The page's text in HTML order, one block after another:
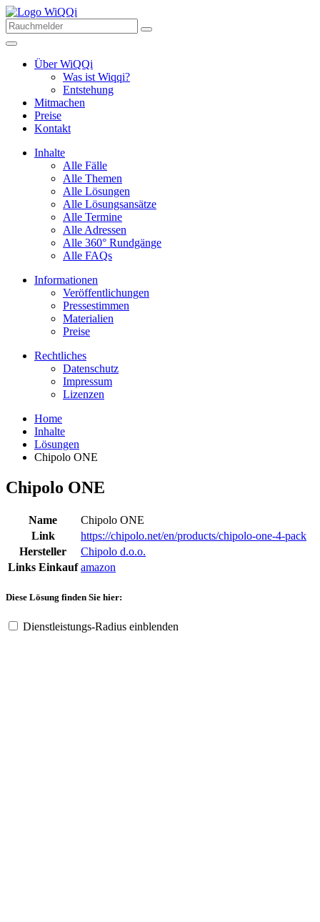
Über WiQQi
Was ist Wiqqi?
Entstehung
Mitmachen
Preise
Kontakt
Inhalte
Alle Fälle
Alle Themen
Alle Lösungen
Alle Lösungsansätze
Alle Termine
Alle Adressen
Alle 360° Rundgänge
Alle FAQs
Informationen
Veröffentlichungen
Pressestimmen
Materialien
Preise
Rechtliches
Datenschutz
Impressum
Lizenzen
Home
Inhalte
Lösungen
Chipolo ONE
Chipolo ONE
Name
Chipolo ONE
Link
https://chipolo.net/en/products/chipolo-one-4-pack
Hersteller
Chipolo d.o.o.
Links Einkauf amazon
Diese Lösung finden Sie hier:
Dienstleistungs-Radius einblenden